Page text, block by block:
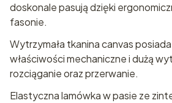
doskonale pasują dzięki
fasonie.
Wytrzymała tkanina canvas
właściwości mechaniczne i dużą
rozciąganie oraz przerwanie.
Elastyczna lamówka w pasie ze